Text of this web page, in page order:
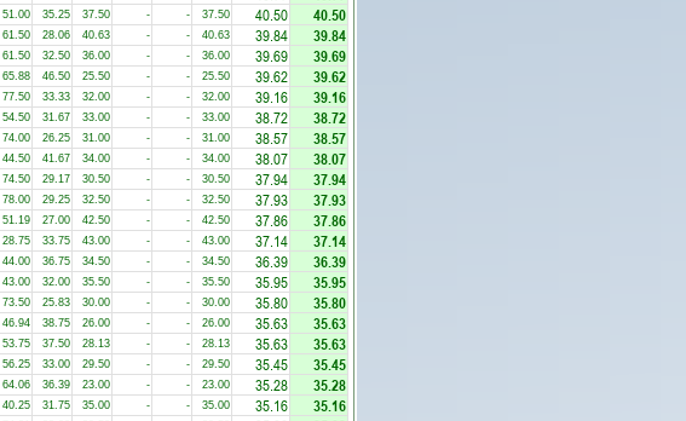
51.00 35.25 37.50 - - 37.50 40.50 40.50
61.50 28.06 40.63 - - 40.63 39.84 39.84
61.50 32.50 36.00 - - 36.00 39.69 39.69
65.88 46.50 25.50 - - 25.50 39.62 39.62
77.50 33.33 32.00 - - 32.00 39.16 39.16
54.50 31.67 33.00 - - 33.00 38.72 38.72
74.00 26.25 31.00 - - 31.00 38.57 38.57
44.50 41.67 34.00 - - 34.00 38.07 38.07
74.50 29.17 30.50 - - 30.50 37.94 37.94
78.00 29.25 32.50 - - 32.50 37.93 37.93
51.19 27.00 42.50 - - 42.50 37.86 37.86
28.75 33.75 43.00 - - 43.00 37.14 37.14
44.00 36.75 34.50 - - 34.50 36.39 36.39
43.00 32.00 35.50 - - 35.50 35.95 35.95
73.50 25.83 30.00 - - 30.00 35.80 35.80
46.94 38.75 26.00 - - 26.00 35.63 35.63
53.75 37.50 28.13 - - 28.13 35.63 35.63
56.25 33.00 29.50 - - 29.50 35.45 35.45
64.06 36.39 23.00 - - 23.00 35.28 35.28
40.25 31.75 35.00 - - 35.00 35.16 35.16